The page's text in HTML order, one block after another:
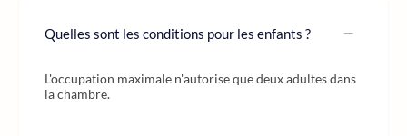
Quelles sont les conditions pour les enfants ?
L'occupation maximale n'autorise que deux adultes dans
la chambre.